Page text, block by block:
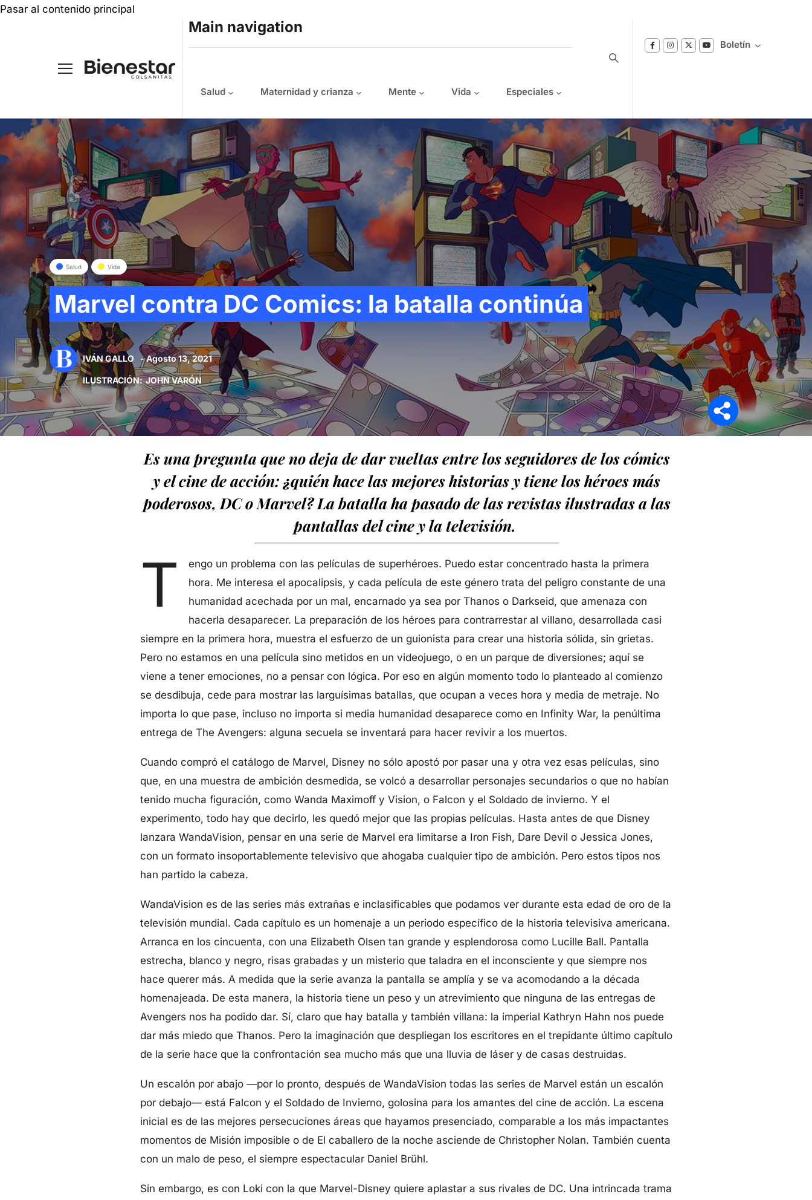
Pasar al contenido principal
Main navigation
Salud Maternidad y crianza Mente Vida Especiales
Boletín
Suscríbase a nuestro boletín
Reciba notificaciones sobre los temas de
Bienestar que le interesan.
Síganos en
Salud Vida
Marvel contra DC Comics: la batalla continúa
IVÁN GALLO - Agosto 13, 2021
ILUSTRACIÓN: JOHN VARÓN
Es una pregunta que no deja de dar vueltas entre los seguidores de los cómics
y el cine de acción: ¿quién hace las mejores historias y tiene los héroes más
poderosos, DC o Marvel? La batalla ha pasado de las revistas ilustradas a las
pantallas del cine y la televisión.
T
engo un problema con las películas de superhéroes. Puedo estar concentrado hasta la primera
hora. Me interesa el apocalipsis, y cada película de este género trata del peligro constante de una
humanidad acechada por un mal, encarnado ya sea por Thanos o Darkseid, que amenaza con
hacerla desaparecer. La preparación de los héroes para contrarrestar al villano, desarrollada casi
siempre en la primera hora, muestra el esfuerzo de un guionista para crear una historia sólida, sin grietas.
Pero no estamos en una película sino metidos en un videojuego, o en un parque de diversiones; aquí se
viene a tener emociones, no a pensar con lógica. Por eso en algún momento todo lo planteado al comienzo
se desdibuja, cede para mostrar las larguísimas batallas, que ocupan a veces hora y media de metraje. No
importa lo que pase, incluso no importa si media humanidad desaparece como en Infinity War, la penúltima
entrega de The Avengers: alguna secuela se inventará para hacer revivir a los muertos.
Cuando compró el catálogo de Marvel, Disney no sólo apostó por pasar una y otra vez esas películas, sino
que, en una muestra de ambición desmedida, se volcó a desarrollar personajes secundarios o que no habían
tenido mucha figuración, como Wanda Maximoff y Vision, o Falcon y el Soldado de invierno. Y el
experimento, todo hay que decirlo, les quedó mejor que las propias películas. Hasta antes de que Disney
lanzara WandaVision, pensar en una serie de Marvel era limitarse a Iron Fish, Dare Devil o Jessica Jones,
con un formato insoportablemente televisivo que ahogaba cualquier tipo de ambición. Pero estos tipos nos
han partido la cabeza.
WandaVision es de las series más extrañas e inclasificables que podamos ver durante esta edad de oro de la
televisión mundial. Cada capítulo es un homenaje a un periodo específico de la historia televisiva americana.
Arranca en los cincuenta, con una Elizabeth Olsen tan grande y esplendorosa como Lucille Ball. Pantalla
estrecha, blanco y negro, risas grabadas y un misterio que taladra en el inconsciente y que siempre nos
hace querer más. A medida que la serie avanza la pantalla se amplía y se va acomodando a la década
homenajeada. De esta manera, la historia tiene un peso y un atrevimiento que ninguna de las entregas de
Avengers nos ha podido dar. Sí, claro que hay batalla y también villana: la imperial Kathryn Hahn nos puede
dar más miedo que Thanos. Pero la imaginación que despliegan los escritores en el trepidante último capítulo
de la serie hace que la confrontación sea mucho más que una lluvia de láser y de casas destruidas.
Un escalón por abajo —por lo pronto, después de WandaVision todas las series de Marvel están un escalón
por debajo— está Falcon y el Soldado de Invierno, golosina para los amantes del cine de acción. La escena
inicial es de las mejores persecuciones áreas que hayamos presenciado, comparable a los más impactantes
momentos de Misión imposible o de El caballero de la noche asciende de Christopher Nolan. También cuenta
con un malo de peso, el siempre espectacular Daniel Brühl.
Sin embargo, es con Loki con la que Marvel-Disney quiere aplastar a sus rivales de DC. Una intrincada trama